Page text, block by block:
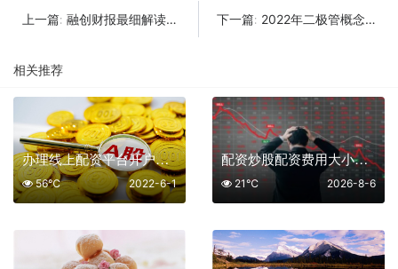
上一篇: 融创财报最细解读——亏掉下巴 下一篇: 2022年二极管概念股有那些？二极管龙头股一览及排名
相关推荐
办理线上配资平台开户要收费的吗
2022-6-1
56℃
配资炒股配资费用大小全解析：投资者必看的真实成本与选择策略
2026-8-6
21℃